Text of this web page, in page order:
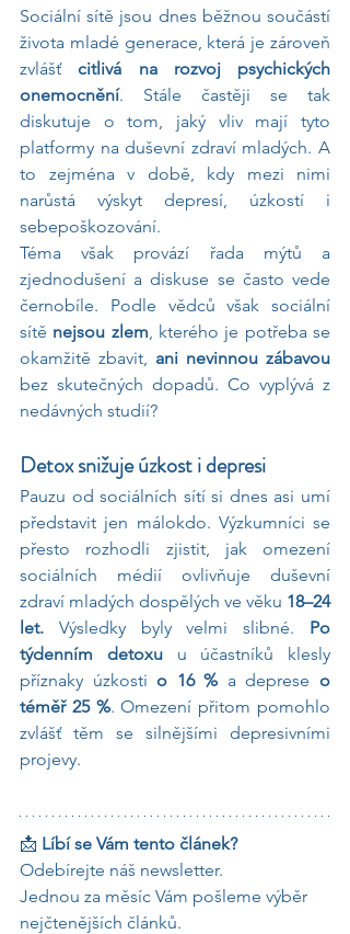
Sociální sítě jsou dnes běžnou součástí
života mladé generace, která je zároveň
zvlášť citlivá na rozvoj psychických
onemocnění. Stále častěji se tak
diskutuje o tom, jaký vliv mají tyto
platformy na duševní zdraví mladých. A
to zejména v době, kdy mezi nimi
narůstá výskyt depresí, úzkostí i
sebepoškozování.
Téma však provází řada mýtů a
zjednodušení a diskuse se často vede
černobíle. Podle vědců však sociální
sítě nejsou zlem, kterého je potřeba se
okamžitě zbavit, ani nevinnou zábavou
bez skutečných dopadů. Co vyplývá z
nedávných studií?
Detox snižuje úzkost i depresi
Pauzu od sociálních sítí si dnes asi umí
představit jen málokdo. Výzkumníci se
přesto rozhodli zjistit, jak omezení
sociálních médií ovlivňuje duševní
zdraví mladých dospělých ve věku 18–24
let. Výsledky byly velmi slibné. Po
týdenním detoxu u účastníků klesly
příznaky úzkosti o 16 % a deprese o
téměř 25 %. Omezení přitom pomohlo
zvlášť těm se silnějšími depresivními
projevy.
📩 Líbí se Vám tento článek?
Odebírejte náš newsletter.
Jednou za měsíc Vám pošleme výběr
nejčtenějších článků.